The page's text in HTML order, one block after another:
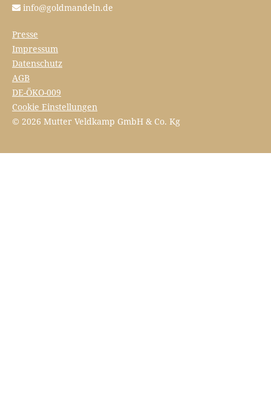
info@goldmandeln.de
Presse
Impressum
Datenschutz
AGB
DE-ÖKO-009
Cookie Einstellungen
© 2026 Mutter Veldkamp GmbH & Co. Kg